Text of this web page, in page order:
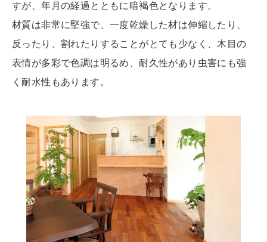
すが、年月の経過とともに暗褐色となります。
材質は非常に堅強で、一度乾燥した材は伸縮したり、
反ったり、割れたりすることがとても少なく、木目の
表情が多彩で色調は明るめ、耐久性があり虫害にも強
く耐水性もあります。